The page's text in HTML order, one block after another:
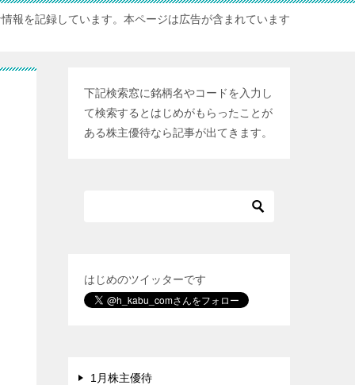
報を記録しています。本ページは広告が含まれています
下記検索窓に銘柄名やコードを入力し
て検索するとはじめがもらったことが
ある株主優待なら記事が出てきます。
はじめのツイッターです
1月株主優待